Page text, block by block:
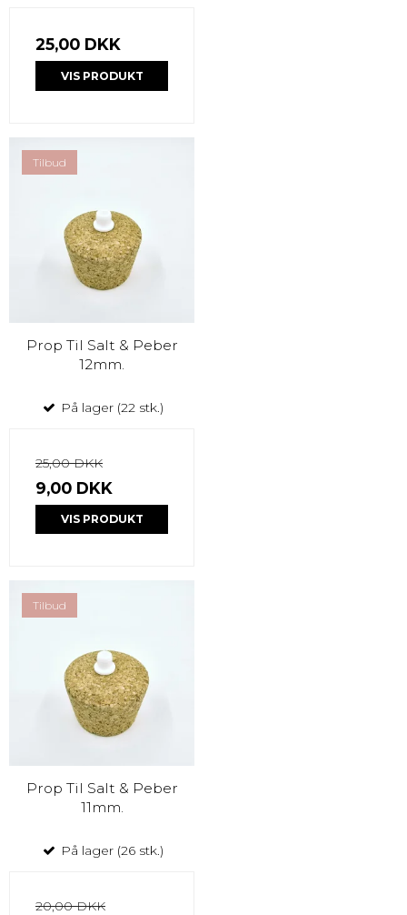
25,00 DKK
VIS PRODUKT
Tilbud
Prop Til Salt & Peber
12mm.
På lager (22 stk.)
25,00 DKK
9,00 DKK
VIS PRODUKT
Tilbud
Prop Til Salt & Peber
11mm.
På lager (26 stk.)
20,00 DKK